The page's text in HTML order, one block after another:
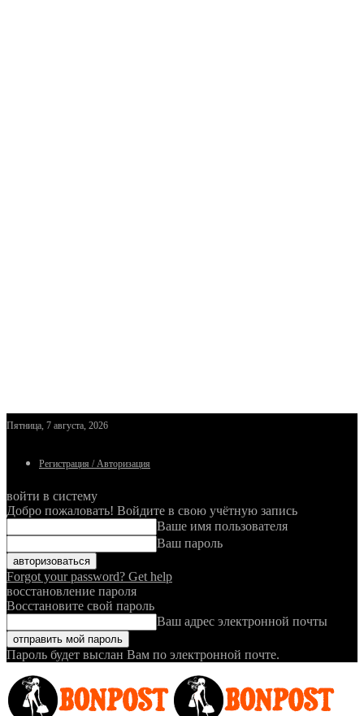
Пятница, 7 августа, 2026
Регистрация / Авторизация
войти в систему
Добро пожаловать! Войдите в свою учётную запись
Ваше имя пользователя
Ваш пароль
Forgot your password? Get help
восстановление пароля
Восстановите свой пароль
Ваш адрес электронной почты
Пароль будет выслан Вам по электронной почте.